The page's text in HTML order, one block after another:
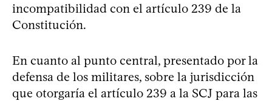
incompatibilidad con el artículo 239 de la
Constitución.
En cuanto al punto central, presentado por la
defensa de los militares, sobre la jurisdicción
que otorgaría el artículo 239 a la SCJ para las